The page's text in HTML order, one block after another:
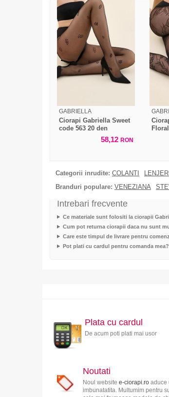
GABRIELLA
Ciorapi Gabriella Sweet
code 563 20 den
58,12 RON
Categorii inrudite: COLANTI
Branduri populare: VENEZIANA
Intrebari frecvente
Ce materiale sunt folositi la ciorapii
Cum pot returna ciorapii daca nu sunt
Care este timpul de livrare pentru
Pot plati cu cardul pentru comanda mea?
Plata cu cardul
De acum poti plati mai usor
Noutati
Noul website e-ciorapi.roaduce
imbunatatita. Multumim pentru